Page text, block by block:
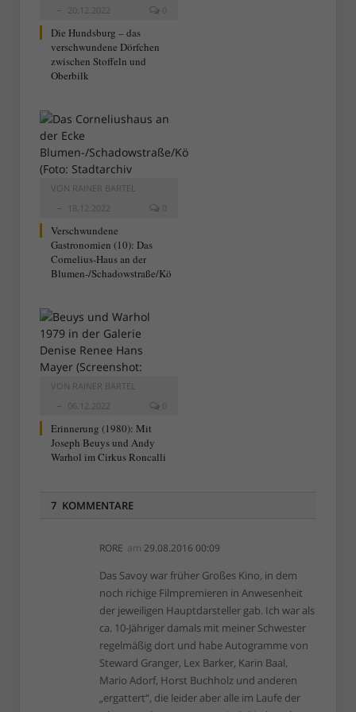
20.12.2022
0
Die Hundsburg – das
verschwundene Dörfchen
zwischen Stoffeln und
Oberbilk
VON RAINER BARTEL
18.12.2022
0
Verschwundene
Gastronomien (10): Das
Cornelius-Haus an der
Blumen-/Schadowstraße/Kö
VON RAINER BARTEL
06.12.2022
0
Erinnerung (1980): Mit
Joseph Beuys und Andy
Warhol im Cirkus Roncalli
7 KOMMENTARE
RORE am 29.08.2016 00:09
Das Savoy war früher Großes Kino, in dem
noch richige Filmpremieren in Anwesenheit
der jeweiligen Hauptdarsteller gab. Ich war als
ca. 10-Jähriger damals mit meiner Schwester
regelmäßig dort und habe Autogramme von
Steward Granger, Lex Barker, Karin Baal,
Mario Adorf, Horst Buchholz und anderen
„ergattert“, die leider aber alle im Laufe der